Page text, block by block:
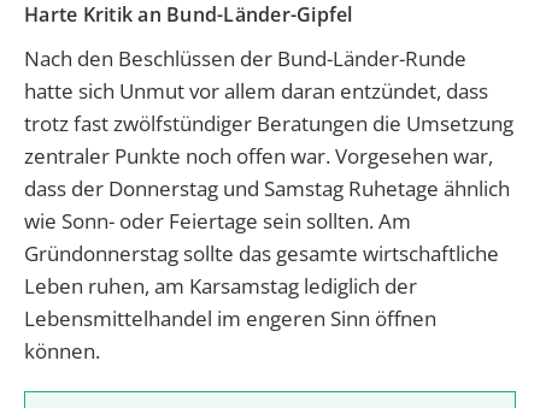
Harte Kritik an Bund-Länder-Gipfel
Nach den Beschlüssen der Bund-Länder-Runde
hatte sich Unmut vor allem daran entzündet, dass
trotz fast zwölfstündiger Beratungen die Umsetzung
zentraler Punkte noch offen war. Vorgesehen war,
dass der Donnerstag und Samstag Ruhetage ähnlich
wie Sonn- oder Feiertage sein sollten. Am
Gründonnerstag sollte das gesamte wirtschaftliche
Leben ruhen, am Karsamstag lediglich der
Lebensmittelhandel im engeren Sinn öffnen
können.